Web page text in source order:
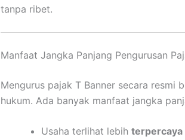
tanpa ribet.
Manfaat Jangka Panjang Pengurusan
Mengurus pajak T Banner secara resmi
hukum. Ada banyak manfaat jangka
Usaha terlihat lebih terpercaya